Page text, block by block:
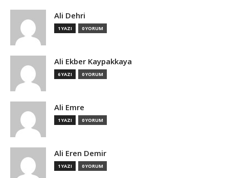
Ali Dehri
1 YAZI 0 YORUM
Ali Ekber Kaypakkaya
6 YAZI 0 YORUM
Ali Emre
1 YAZI 0 YORUM
Ali Eren Demir
1 YAZI 0 YORUM